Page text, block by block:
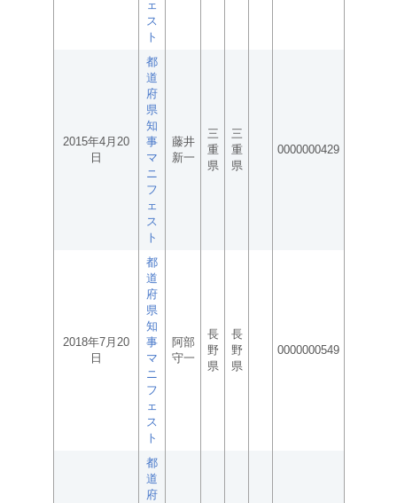
ェ
ス
ト
2015年4月20
日
都
道
府
県
知
事
マ
ニ
フ
ェ
ス
ト
藤井
新一
三
重
県
三
重
県
0000000429
2018年7月20
日
都
道
府
県
知
事
マ
ニ
フ
ェ
ス
ト
阿部
守一
長
野
県
長
野
県
0000000549
都
道
府